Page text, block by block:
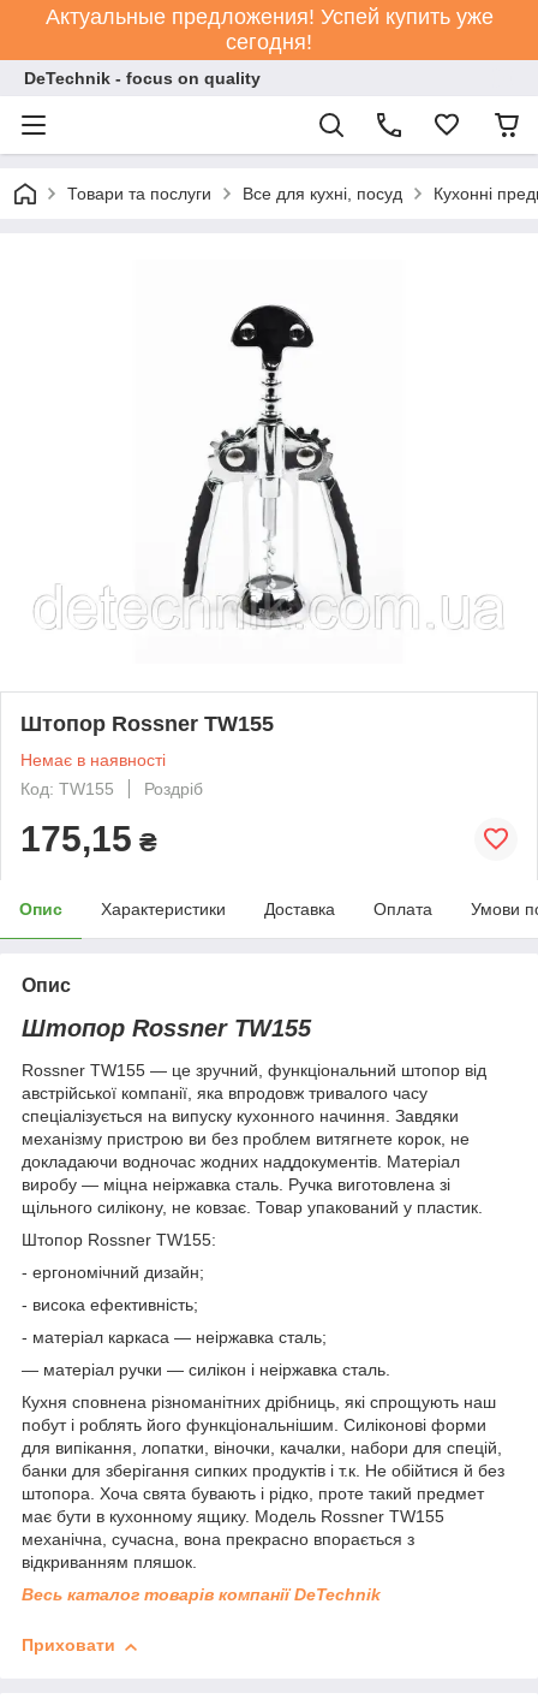
Актуальные предложения! Успей купить уже
сегодня!
DeTechnik - focus on quality
Товари та послуги Все для кухні, посуд Кухонні
Штопор Rossner TW155
Немає в наявності
Код: TW155
Роздріб
175,15 ₴
Опис Характеристики Доставка Оплата Умови
Опис
Штопор Rossner TW155
Rossner TW155 — це зручний, функціональний штопор від
австрійської компанії, яка впродовж тривалого часу
спеціалізується на випуску кухонного начиння. Завдяки
механізму пристрою ви без проблем витягнете корок, не
докладаючи водночас жодних наддокументів. Матеріал
виробу — міцна неіржавка сталь. Ручка виготовлена зі
щільного силікону, не ковзає. Товар упакований у пластик.
Штопор Rossner TW155:
- ергономічний дизайн;
- висока ефективність;
- матеріал каркаса — неіржавка сталь;
— матеріал ручки — силікон і неіржавка сталь.
Кухня сповнена різноманітних дрібниць, які спрощують наш
побут і роблять його функціональнішим. Силіконові форми
для випікання, лопатки, віночки, качалки, набори для спецій,
банки для зберігання сипких продуктів і т.к. Не обійтися й без
штопора. Хоча свята бувають і рідко, проте такий предмет
має бути в кухонному ящику. Модель Rossner TW155
механічна, сучасна, вона прекрасно впорається з
відкриванням пляшок.
Весь каталог товарів компанії DeTechnik
Приховати